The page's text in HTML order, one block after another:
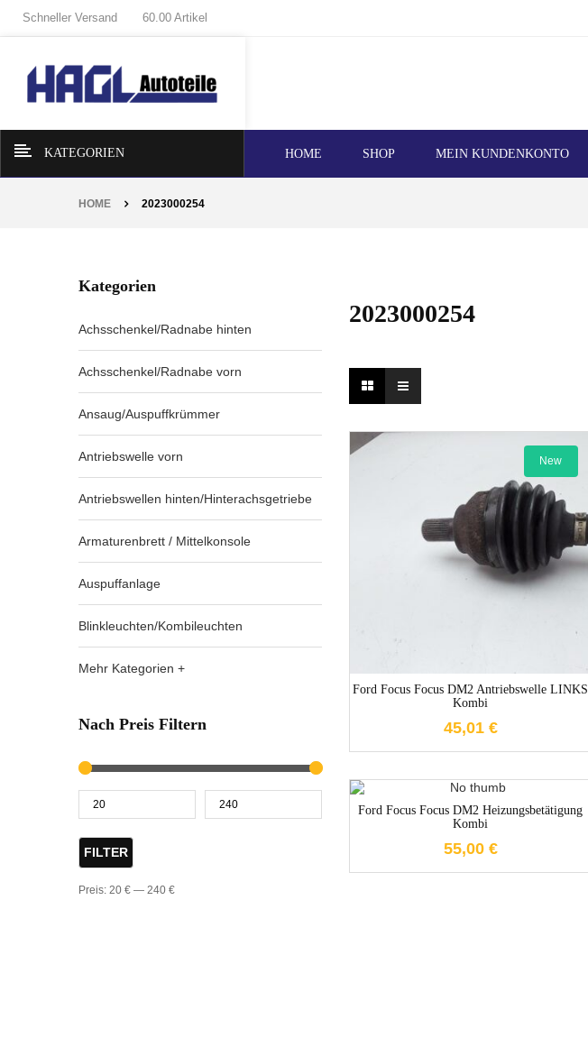
Schneller Versand 60.00 Artikel
KATEGORIEN HOME SHOP MEIN KUNDENKONTO
HOME 2023000254
Kategorien
Achsschenkel/Radnabe hinten
Achsschenkel/Radnabe vorn
Ansaug/Auspuffkrümmer
Antriebswelle vorn
Antriebswellen hinten/Hinterachsgetriebe
Armaturenbrett / Mittelkonsole
Auspuffanlage
Blinkleuchten/Kombileuchten
Mehr Kategorien +
Nach Preis Filtern
FILTER
Preis: 20 € — 240 €
2023000254
New
Ford Focus Focus DM2 Antriebswelle LINKS
Kombi
45,01 €
1-3 Werktage
Ford Focus Focus DM2 Heizungsbetätigung
Kombi
55,00 €
1-3 Werktage